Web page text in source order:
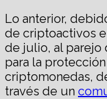
Lo anterior,
de criptoactivos
de julio, al parejo
para la
criptomonedas,
través de un